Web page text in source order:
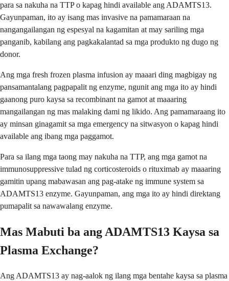
para sa nakuha na TTP o kapag hindi available ang ADAMTS13.
Gayunpaman, ito ay isang mas invasive na pamamaraan na
nangangailangan ng espesyal na kagamitan at may sariling mga
panganib, kabilang ang pagkakalantad sa mga produkto ng dugo ng
donor.
Ang mga fresh frozen plasma infusion ay maaari ding magbigay ng
pansamantalang pagpapalit ng enzyme, ngunit ang mga ito ay hindi
gaanong puro kaysa sa recombinant na gamot at maaaring
mangailangan ng mas malaking dami ng likido. Ang pamamaraang ito
ay minsan ginagamit sa mga emergency na sitwasyon o kapag hindi
available ang ibang mga paggamot.
Para sa ilang mga taong may nakuha na TTP, ang mga gamot na
immunosuppressive tulad ng corticosteroids o rituximab ay maaaring
gamitin upang mabawasan ang pag-atake ng immune system sa
ADAMTS13 enzyme. Gayunpaman, ang mga ito ay hindi direktang
pumapalit sa nawawalang enzyme.
Mas Mabuti ba ang ADAMTS13 Kaysa sa
Plasma Exchange?
Ang ADAMTS13 ay nag-aalok ng ilang mga bentahe kaysa sa plasma